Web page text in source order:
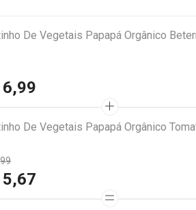
De Vegetais Papapá Orgânico
6,99
De Vegetais Papapá Orgânico
5,67